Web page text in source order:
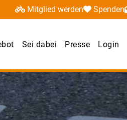
Mitglied werden Spenden
Sei dabei Presse Login